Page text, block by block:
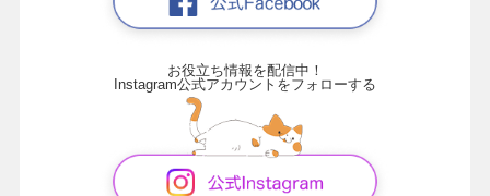
お役立ち情報を配信中！
Instagram公式アカウントをフォローする